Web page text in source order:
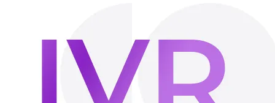
«Добавить меню».